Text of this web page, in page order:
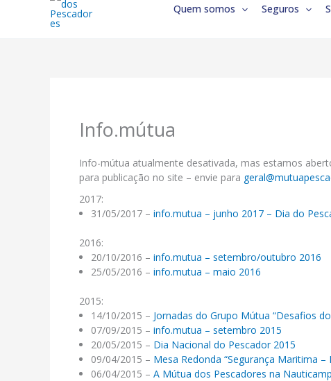
Quem somos Seguros
Info.mútua
Info-mútua atualmente desativada, mas estamos
para publicação no site – envie para
2017:
31/05/2017 – info.mutua – junho 2017 – Dia do
2016:
20/10/2016 – info.mutua – setembro/outubro 2016
25/05/2016 – info.mutua – maio 2016
2015:
14/10/2015 – Jornadas do Grupo Mútua “Desafios
07/09/2015 – info.mutua – setembro 2015
20/05/2015 – Dia Nacional do Pescador 2015
09/04/2015 – Mesa Redonda “Segurança Maritima
06/04/2015 – A Mútua dos Pescadores na